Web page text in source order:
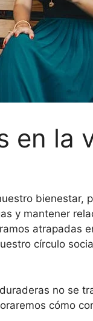
en la
bienestar,
y mantener
atrapadas
círculo
no se
cómo